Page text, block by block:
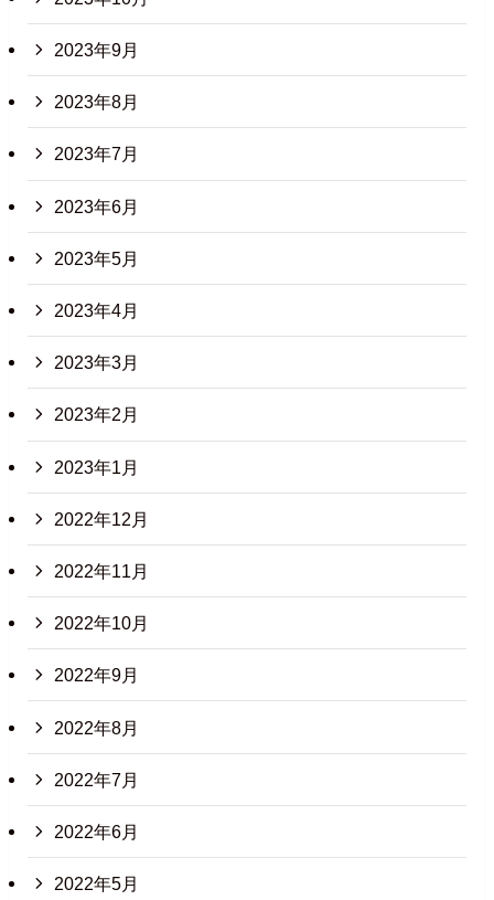
2023年9月
2023年8月
2023年7月
2023年6月
2023年5月
2023年4月
2023年3月
2023年2月
2023年1月
2022年12月
2022年11月
2022年10月
2022年9月
2022年8月
2022年7月
2022年6月
2022年5月